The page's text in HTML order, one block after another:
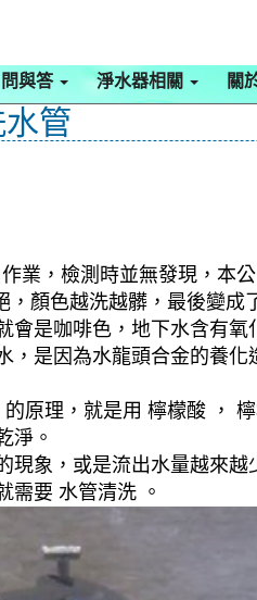
問與答 淨水器相關 關
管
業，檢測時並無發現，本
顏色越洗越髒，最後變
是咖啡色，地下水含有
是因為水龍頭合金的養
原理，就是用 檸檬酸 ，
淨。
象，或是流出水量越來
需要 水管清洗 。